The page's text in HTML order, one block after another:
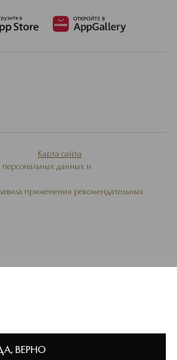
Карта сайта
персональных данных и
применения рекомендательных
ВЕРНО